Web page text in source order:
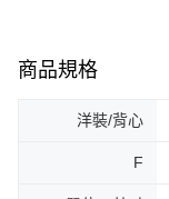
商品規格
洋裝/背心
F